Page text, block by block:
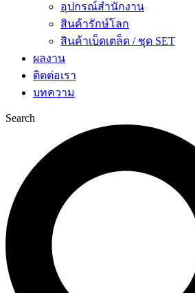
อุปกรณ์สำนักงาน
สินค้ารักษ์โลก
สินค้าเบ็ดเตล็ด / ชุด SET
ผลงาน
ติดต่อเรา
บทความ
Search